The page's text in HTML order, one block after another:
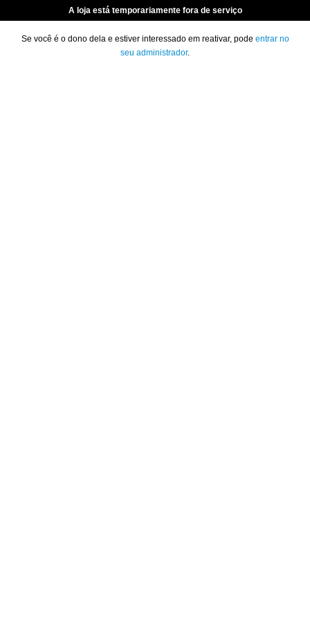
A loja está temporariamente fora de serviço
Se você é o dono dela e estiver interessado em reativar, pode entrar no
seu administrador.